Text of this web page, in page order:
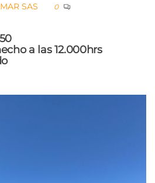
SAS 0
a las 12.000hrs